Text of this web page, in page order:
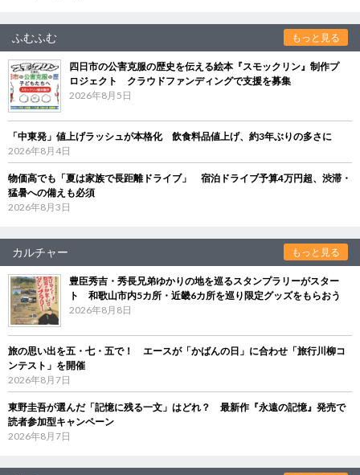
ふむふむ もっと見る
四日市の公害克服の歴史を伝える絵本『スモックリン』制作プ
ロジェクト クラウドファンディングで支援を募集
2026年8月5日
「中東発」値上げラッシュが本格化 飲食料品値上げ、約3年ぶりの多さに
2026年8月4日
物価高でも「夏は家族で長距離ドライブ」 宿泊ドライブ予算4万円超、渋滞・
猛暑への備えも必須
2026年8月3日
カルチャー もっと見る
豊臣秀吉・秀長兄弟ゆかりの地を巡るスタンプラリーがスター
ト 和歌山市内5カ所・近畿6カ所を巡り限定グッズをもらおう
2026年8月8日
旅の思い出を五・七・五で！ エースが「かばんの日」に合わせ「旅行川柳コ
ンテスト」を開催
2026年8月7日
東野圭吾が選んだ「記憶に残る一文」はどれ？ 最新作『永遠の記憶』発売で
読者参加型キャンペーン
2026年8月7日